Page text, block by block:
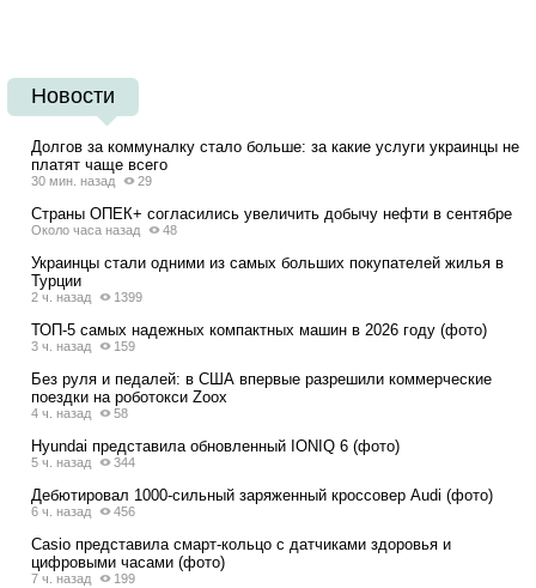
Новости
Долгов за коммуналку стало больше: за какие услуги украинцы не
платят чаще всего
30 мин. назад 29
Страны ОПЕК+ согласились увеличить добычу нефти в сентябре
Около часа назад 48
Украинцы стали одними из самых больших покупателей жилья в
Турции
2 ч. назад 1399
ТОП-5 самых надежных компактных машин в 2026 году (фото)
3 ч. назад 159
Без руля и педалей: в США впервые разрешили коммерческие
поездки на роботокси Zoox
4 ч. назад 58
Hyundai представила обновленный IONIQ 6 (фото)
5 ч. назад 344
Дебютировал 1000-сильный заряженный кроссовер Audi (фото)
6 ч. назад 456
Casio представила смарт-кольцо с датчиками здоровья и
цифровыми часами (фото)
7 ч. назад 199